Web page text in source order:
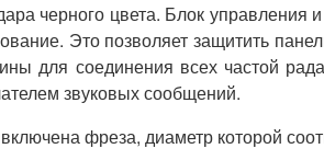
черного цвета. Блок управления
Это позволяет защитить
для соединения всех частой
звуковых сообщений.
фреза, диаметр которой